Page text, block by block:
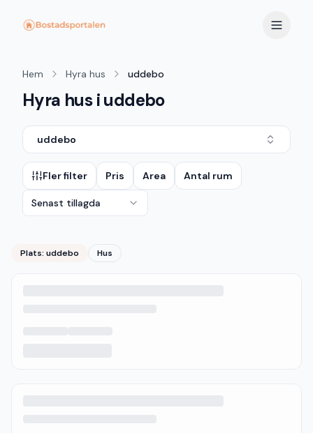
Hem Hyra hus uddebo
Hyra hus i uddebo
uddebo
Fler filter Pris Area Antal rum
Senast tillagda
Plats: uddebo Hus